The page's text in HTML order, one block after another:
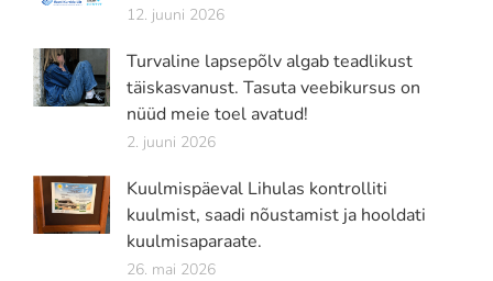
12. juuni 2026
Turvaline lapsepõlv algab teadlikust
täiskasvanust. Tasuta veebikursus on
nüüd meie toel avatud!
2. juuni 2026
Kuulmispäeval Lihulas kontrolliti
kuulmist, saadi nõustamist ja hooldati
kuulmisaparaate.
26. mai 2026